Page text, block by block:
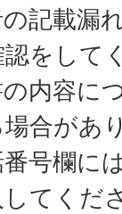
の記載漏
をして
内容に
合があ
号欄に
てくだ